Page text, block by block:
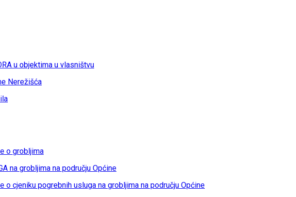
u objektima u vlasništvu
Nerežišća
o grobljima
na grobljima na području Općine
o cjeniku pogrebnih usluga na grobljima na području Općine